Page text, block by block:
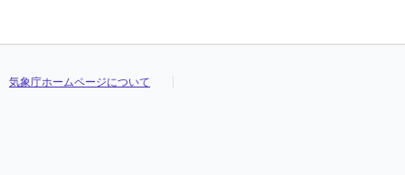
気象庁ホームページについて